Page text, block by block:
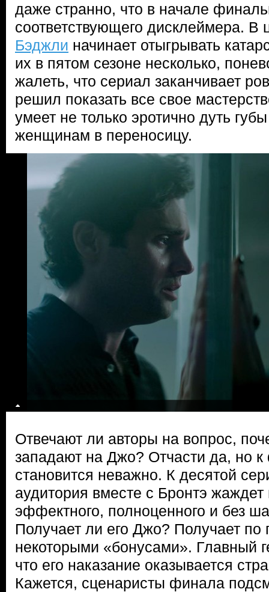
даже странно, что в начале
соответствующего дисклеймера. В
Бэджли начинает отыгрывать
их в пятом сезоне несколько,
жалеть, что сериал заканчивает
решил показать все свое
умеет не только эротично дуть
женщинам в переносицу.
Отвечают ли авторы на вопрос,
западают на Джо? Отчасти да, но к
становится неважно. К десятой
аудитория вместе с Бронтэ
эффектного, полноценного и без
Получает ли его Джо? Получает
некоторыми «бонусами». Главный
что его наказание оказывается
Кажется, сценаристы финала